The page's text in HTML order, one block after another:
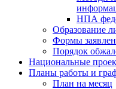
НПА
Образование
Формы
Порядок
Национальные
Планы работы и
План на месяц